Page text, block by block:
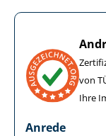
von
Ihre
Anrede